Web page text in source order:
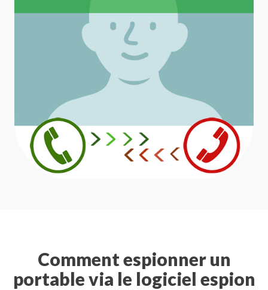
Comment espionner un
portable via le logiciel espion